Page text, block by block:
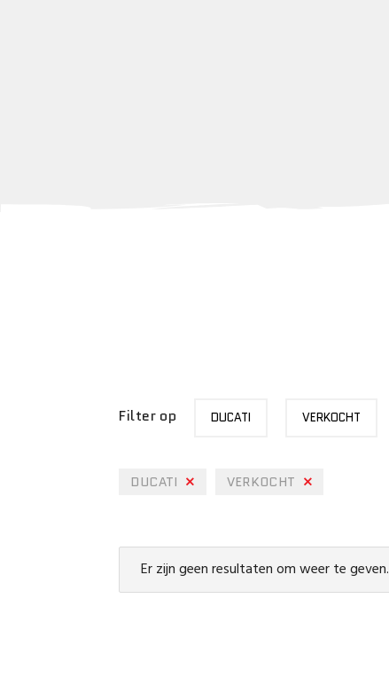
Filter op DUCATI VERKOCHT
DUCATI VERKOCHT
Er zijn geen resultaten om weer te geven.